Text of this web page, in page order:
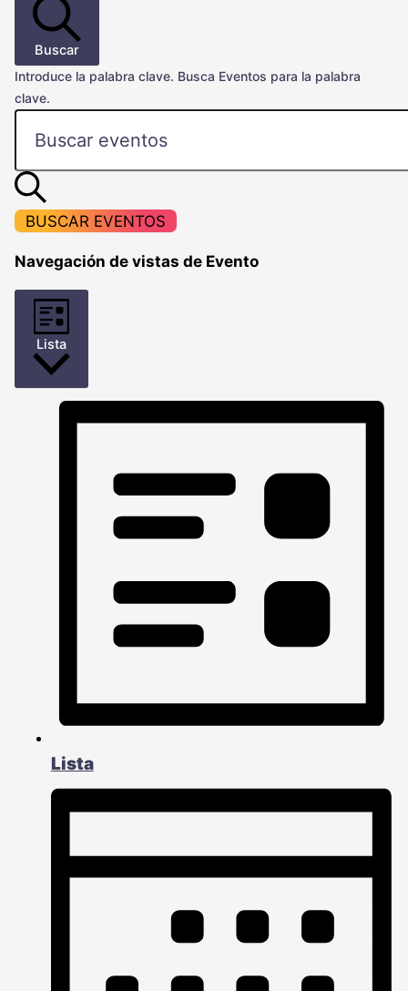
Buscar
Introduce la palabra clave. Busca Eventos para la palabra
clave.
BUSCAR EVENTOS
Navegación de vistas de Evento
Lista
Lista